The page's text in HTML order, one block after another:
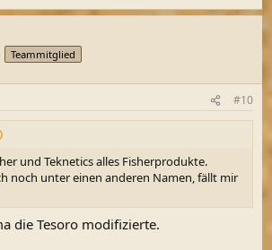
Teammitglied
#10
und Teknetics alles Fisherprodukte.
noch unter einen anderen Namen, fällt mir
die Tesoro modifizierte.